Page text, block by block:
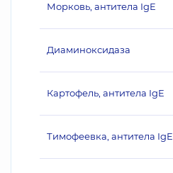
Морковь, антитела IgE
Диаминоксидаза
Картофель, антитела IgE
Тимофеевка, антитела IgE